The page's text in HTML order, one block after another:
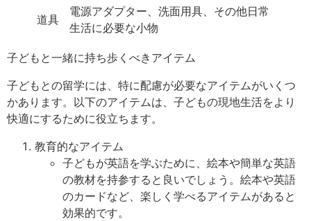
道具
電源アダプター、洗面用具、その他日常
生活に必要な小物
子どもと一緒に持ち歩くべきアイテム
子どもとの留学には、特に配慮が必要なアイテムがいくつ
かあります。以下のアイテムは、子どもの現地生活をより
快適にするために役立ちます。
教育的なアイテム
子どもが英語を学ぶために、絵本や簡単な英語
の教材を持参すると良いでしょう。絵本や英語
のカードなど、楽しく学べるアイテムがあると
効果的です。